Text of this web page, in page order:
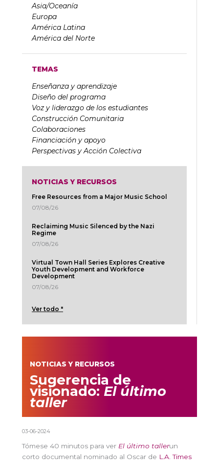
Asia/Oceanía
Europa
América Latina
América del Norte
TEMAS
Enseñanza y aprendizaje
Diseño del programa
Voz y liderazgo de los estudiantes
Construcción Comunitaria
Colaboraciones
Financiación y apoyo
Perspectivas y Acción Colectiva
NOTICIAS Y RECURSOS
Free Resources from a Major Music School
07/08/26
Reclaiming Music Silenced by the Nazi
Regime
07/08/26
Virtual Town Hall Series Explores Creative
Youth Development and Workforce
Development
07/08/26
Ver todo "
NOTICIAS Y RECURSOS
Sugerencia de
visionado: El último
taller
03-06-2024
Tómese 40 minutos para ver El último tallerun
corto documental nominado al Oscar de L.A. Times